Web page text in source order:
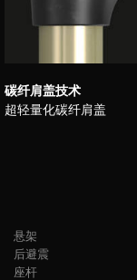
碳纤肩盖技术
超轻量化碳纤肩盖
悬架
后避震
座杆